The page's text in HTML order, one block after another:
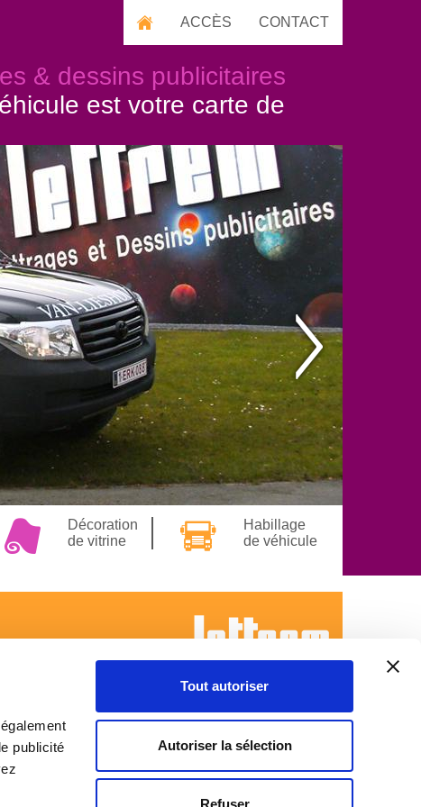
publicité
Tout autoriser
Autoriser la sélection
Refuser
ACCÈS CONTACT
& dessins publicitaires
est votre carte de
Décoration
de vitrine
Habillage
de véhicule